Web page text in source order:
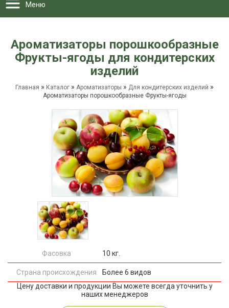
Меню
Ароматизаторы порошкообразные
Фрукты-ягоды для кондитерских
изделий
Главная » Каталог » Ароматизаторы » Для кондитерских изделий »
Ароматизаторы порошкообразные Фрукты-ягоды
Фасовка 10 кг.
Страна происхождения
Более 6 видов
Цену доставки и продукции Вы можете всегда уточнить у
наших менеджеров